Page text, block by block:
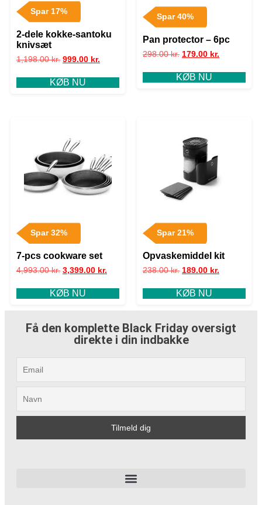
Spar 17%
2-dele kokke-santoku
knivsæt
1,198.00kr. 999.00 kr.
KØB NU
Spar 40%
Pan protector – 6pc
298.00kr. 179.00 kr.
KØB NU
Spar 32%
7-pcs cookware set
4,993.00kr. 3,399.00 kr.
KØB NU
Spar 21%
Opvaskemiddel kit
238.00kr. 189.00 kr.
KØB NU
Få den komplette Black Friday oversigt
direkte i din indbakke